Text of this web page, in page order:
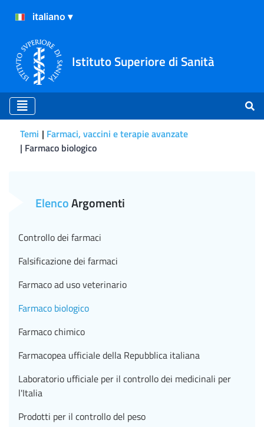
Istituto Superiore di Sanità
Temi
Farmaci, vaccini e terapie avanzate
Farmaco biologico
ElencoArgomenti
Controllo dei farmaci
Falsificazione dei farmaci
Farmaco ad uso veterinario
Farmaco biologico
Farmaco chimico
Farmacopea ufficiale della Repubblica italiana
Laboratorio ufficiale per il controllo dei medicinali per
l'Italia
Prodotti per il controllo del peso